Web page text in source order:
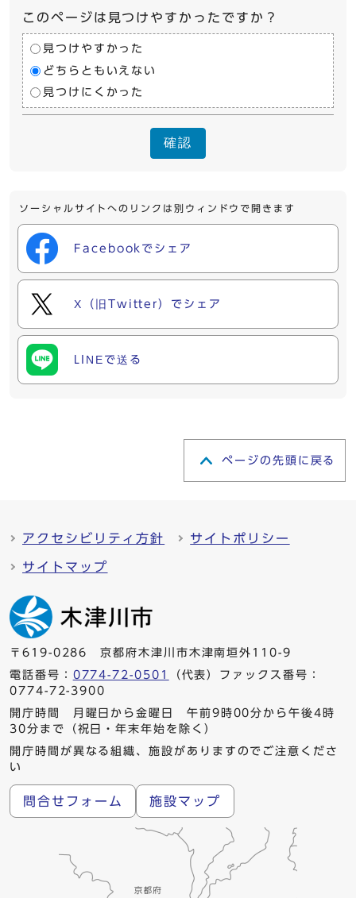
このページは見つけやすかったですか？
見つけやすかった
どちらともいえない
見つけにくかった
確認
ソーシャルサイトへのリンクは別ウィンドウで開きます
Facebookでシェア
X（旧Twitter）でシェア
LINEで送る
ページの先頭に戻る
アクセシビリティ方針 サイトポリシー
サイトマップ
〒619-0286 京都府木津川市木津南垣外110-9
電話番号： 0774-72-0501
（代表）ファックス番号：
0774-72-3900
開庁時間 月曜日から金曜日 午前9時00分から午後4時
30分まで（祝日・年末年始を除く）
開庁時間が異なる組織、施設がありますのでご注意くださ
い
問合せフォーム 施設マップ